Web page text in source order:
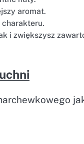
aromat.
i zwiększysz